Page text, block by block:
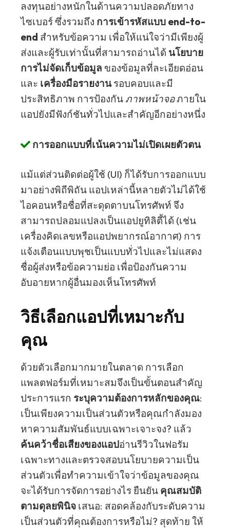
ลงทุนอย่างหนักในด้านความปลอดภัยทาง
ไซเบอร์ ซึ่งรวมถึง การเข้ารหัสแบบ end-to-
end สำหรับข้อความ เพื่อให้แน่ใจว่ามีเพียงผู้
ส่งและผู้รับเท่านั้นที่สามารถอ่านได้ นโยบาย
การไม่จัดเก็บข้อมูล ของข้อมูลที่ละเอียดอ่อน
และ เครื่องมือรายงานรอบคอบและมี
ประสิทธิภาพ การป้องกัน ภาพหน้าจอภายใน
แอปยังมีฟังก์ชันทั่วไปและสำคัญอีกอย่างหนึ่ง
การออกแบบที่เน้นความไม่เปิดเผยตัวตน
แม้แต่ส่วนติดต่อผู้ใช้ (UI) ก็ได้รับการออกแบบ
มาอย่างพิถีพิถัน แอปเหล่านี้หลายตัวไม่ได้ใช้
ไอคอนหรือชื่อที่สะดุดตาบนโทรศัพท์ จึง
สามารถปลอมแปลงเป็นแอปยูทิลิตี้ได้ (เช่น
เครื่องคิดเลขหรือแอปพยากรณ์อากาศ) การ
แจ้งเตือนแบบพุชเป็นแบบทั่วไปและไม่แสดง
ชื่อผู้ส่งหรือข้อความย่อ เพื่อป้องกันความ
อับอายหากผู้อื่นมองเห็นโทรศัพท์
วิธีเลือกแอปที่เหมาะกับ
คุณ
ด้วยตัวเลือกมากมายในตลาด การเลือก
แพลตฟอร์มที่เหมาะสมจึงเป็นขั้นตอนสำคัญ
ประการแรก ระบุความต้องการหลักของคุณ:
เป็นเพียงความเป็นส่วนตัวหรือคุณกำลังมอง
หาความสัมพันธ์แบบเฉพาะเจาะจง? แล้ว
ค้นคว้าชื่อเสียงของแอปอ่านรีวิวในฟอรัม
เฉพาะทางและตรวจสอบนโยบายความเป็น
ส่วนตัวเพื่อทำความเข้าใจว่าข้อมูลของคุณ
จะได้รับการจัดการอย่างไร ยืนยัน คุณสมบัติ
ตามดุลยพินิจ เสนอ: สอดคล้องกับระดับความ
เป็นส่วนตัวที่คุณต้องการหรือไม่? สุดท้าย ให้